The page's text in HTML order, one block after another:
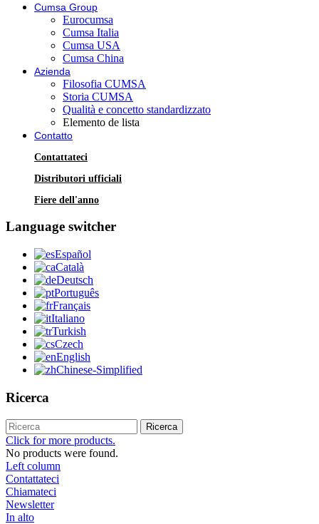
Cumsa Group
Eurocumsa
Cumsa Italia
Cumsa USA
Cumsa China
Azienda
Filosofia CUMSA
Storia CUMSA
Qualità e concetto standardizzato
Elemento de lista
Contatto
Contattateci
Distributori ufficiali
Fiere dell'anno
Language switcher
Español
Català
Deutsch
Português
Français
Italiano
Turkish
Czech
English
Chinese-Simplified
Ricerca
Ricerca
Click for more products.
No products were found.
Left column
Contattateci
Chiamateci
Newsletter
In alto